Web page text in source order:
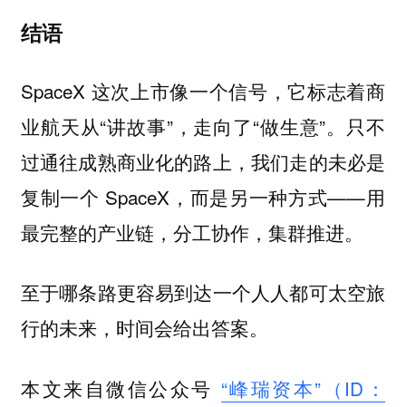
结语
SpaceX 这次上市像一个信号，它标志着商
业航天从“讲故事”，走向了“做生意”。只不
过通往成熟商业化的路上，我们走的未必是
复制一个 SpaceX，而是另一种方式——用
最完整的产业链，分工协作，集群推进。
至于哪条路更容易到达一个人人都可太空旅
行的未来，时间会给出答案。
本文来自微信公众号 “峰瑞资本”（ID：